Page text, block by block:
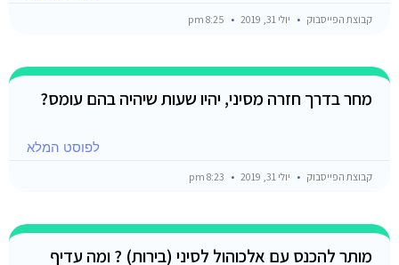
קבוצת הפייסבוק יולי 31, 2019
מחר בדרך חזרה מסיני, יהיו שעות שיהיה בהם עומס?
לפוסט המלא
קבוצת הפייסבוק יולי 31, 2019
מותר להכנס עם אלכוהול לסיני (בירות) ? ומה עדיף